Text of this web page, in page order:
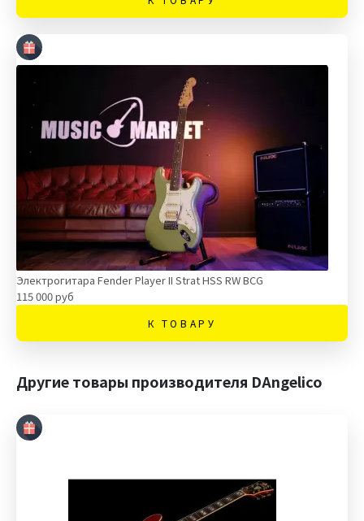
Электрогитара Fender Player II Strat HSS RW BCG
115 000 руб
К ТОВАРУ
Другие товары производителя DAngelico